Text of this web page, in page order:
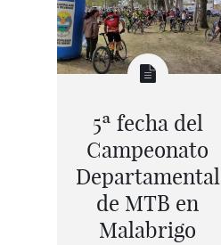
5ª fecha del
Campeonato
Departamental
de MTB en
Malabrigo